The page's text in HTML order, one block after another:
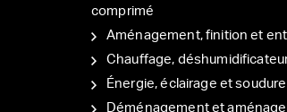
comprimé
Aménagement, finition et
Chauffage,
Énergie, éclairage et soudure
Déménagement et